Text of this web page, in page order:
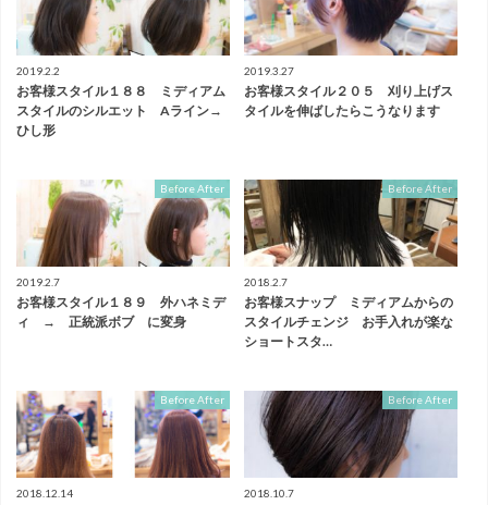
2019.2.2
お客様スタイル１８８ ミディアム
スタイルのシルエット Aライン→
ひし形
2019.3.27
お客様スタイル２０５ 刈り上げス
タイルを伸ばしたらこうなります
Before After
2019.2.7
お客様スタイル１８９ 外ハネミデ
ィ → 正統派ボブ に変身
Before After
2018.2.7
お客様スナップ ミディアムからの
スタイルチェンジ お手入れが楽な
ショートスタ…
Before After
2018.12.14
Before After
2018.10.7